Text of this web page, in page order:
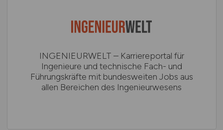
INGENIEURWELT – Karriereportal für
Ingenieure und technische Fach- und
Führungskräfte mit bundesweiten Jobs aus
allen Bereichen des Ingenieurwesens